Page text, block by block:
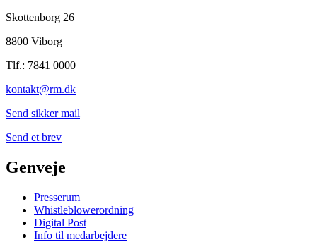
Skottenborg 26
8800 Viborg
Tlf.: 7841 0000
kontakt@rm.dk
Send sikker mail
Send et brev
Genveje
Presserum
Whistleblowerordning
Digital Post
Info til medarbejdere